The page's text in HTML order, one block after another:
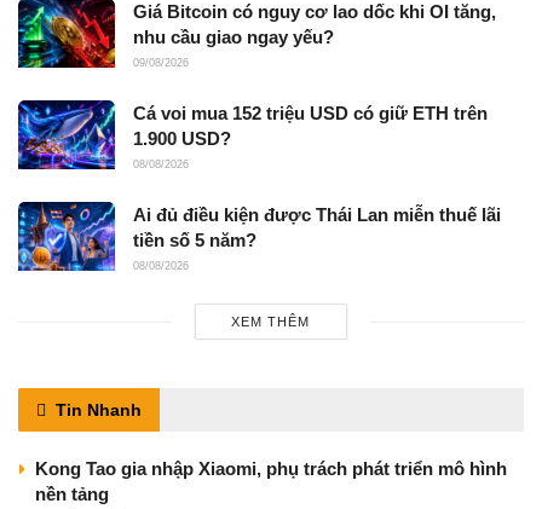
Giá Bitcoin có nguy cơ lao dốc khi OI tăng,
nhu cầu giao ngay yếu?
09/08/2026
Cá voi mua 152 triệu USD có giữ ETH trên
1.900 USD?
08/08/2026
Ai đủ điều kiện được Thái Lan miễn thuế lãi
tiền số 5 năm?
08/08/2026
XEM THÊM
Tin Nhanh
Kong Tao gia nhập Xiaomi, phụ trách phát triển mô hình
nền tảng